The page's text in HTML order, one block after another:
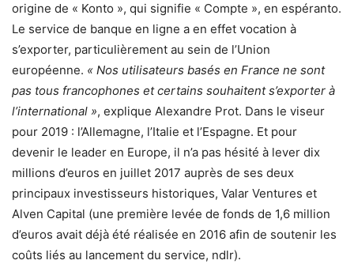
origine de « Konto », qui signifie « Compte », en espéranto.
Le service de banque en ligne a en effet vocation à
s’exporter, particulièrement au sein de l’Union
européenne. « Nos utilisateurs basés en France ne sont
pas tous francophones et certains souhaitent s’exporter à
l’international », explique Alexandre Prot. Dans le viseur
pour 2019 : l’Allemagne, l’Italie et l’Espagne. Et pour
devenir le leader en Europe, il n’a pas hésité à lever dix
millions d’euros en juillet 2017 auprès de ses deux
principaux investisseurs historiques, Valar Ventures et
Alven Capital (une première levée de fonds de 1,6 million
d’euros avait déjà été réalisée en 2016 afin de soutenir les
coûts liés au lancement du service, ndlr).